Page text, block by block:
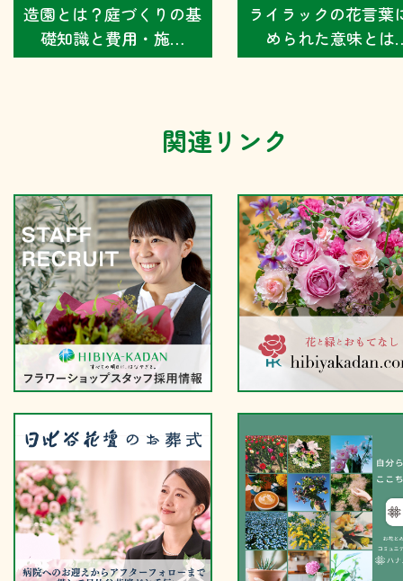
造園とは？庭づくりの基
礎知識と費用・施…
ライラックの花言葉
められた意味と
関連リンク